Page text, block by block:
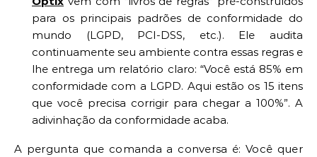
para os principais padrões de conformidade do
mundo (LGPD, PCI-DSS, etc.). Ele audita
continuamente seu ambiente contra essas regras e
lhe entrega um relatório claro: “Você está 85% em
conformidade com a LGPD. Aqui estão os 15 itens
que você precisa corrigir para chegar a 100%”. A
adivinhação da conformidade acaba.
A pergunta que comanda a conversa é: Você quer